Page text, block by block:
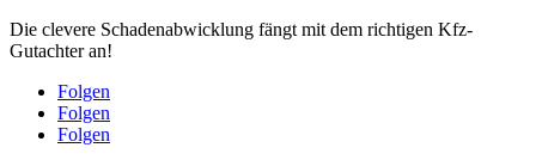
Die clevere Schadenabwicklung fängt mit dem richtigen Kfz-
Gutachter an!
Folgen
Folgen
Folgen